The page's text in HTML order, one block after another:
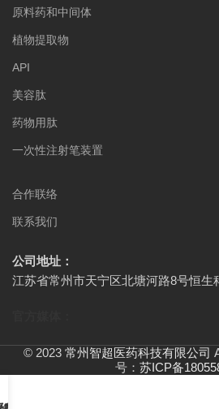
原料药和中间体
植物提取物
API
美容肽
药物用肽
一次性注射笔装置
合作联络
联系我们
公司地址：
江苏省常州市天宁区北塘河路8号恒生
© 2023 常州智超医药科技有限公司
号： 苏ICP备